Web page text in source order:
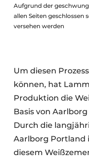
Aufgrund der
allen Seiten geschlossen
versehen werden
Um diesen
können, hat
Produktion die
Basis von
Durch die
Aarlborg Portland
diesem